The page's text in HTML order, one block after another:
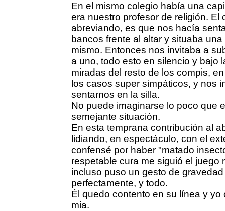
En el mismo colegio había una
era nuestro profesor de religión. El
abreviando, es que nos hacía
bancos frente al altar y situaba
mismo. Entonces nos invitaba a
a uno, todo esto en silencio y bajo
miradas del resto de los compis,
los casos super simpáticos, y nos
sentarnos en la silla.
No puede imaginarse lo poco que
semejante situación.
En esta temprana contribución al
lidiando, en espectáculo, con el
confensé por haber "matado
respetable cura me siguió el juego
incluso puso un gesto de
perfectamente, y todo.
Él quedo contento en su línea y yo
mia.